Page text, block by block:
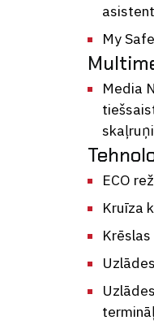
My
Media
ECO
Kruīza